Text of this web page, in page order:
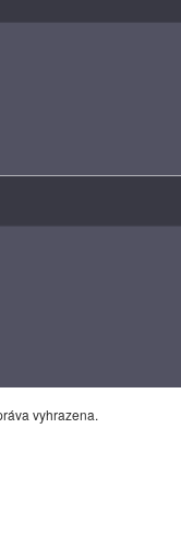
vyhrazena.